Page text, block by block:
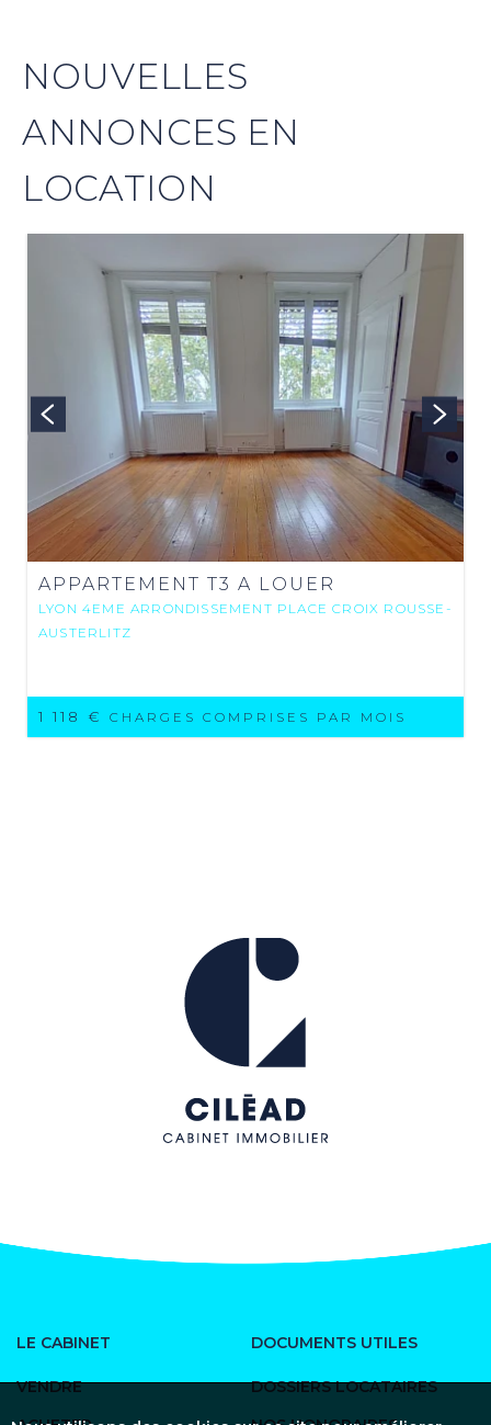
NOUVELLES
ANNONCES EN
LOCATION
APPARTEMENT T3 A LOUER
LYON 4EME ARRONDISSEMENT PLACE CROIX ROUSSE-
AUSTERLITZ
1 118 € CHARGES COMPRISES PAR MOIS
LE CABINET
VENDRE
DOCUMENTS UTILES
DOSSIERS LOCATAIRES